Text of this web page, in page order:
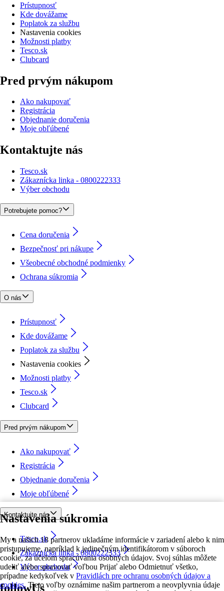
Nastavenia súkromia
My a našich 18 partnerov ukladáme informácie v zariadení alebo k nim
pristupujeme, napríklad k jedinečným identifikátorom v súboroch
cookie, za účelom spracúvania osobných údajov. Svoj súhlas môžete
udeliť alebo spravovať voľbou Prijať alebo Odmietnuť všetko,
prípadne kedykoľvek v Pravidlách pre ochranu osobných údajov a
cookies. Tieto voľby oznámime našim partnerom a neovplyvnia údaje
Prístupnosť
Kde dovážame
Poplatok za službu
Nastavenia cookies
Možnosti platby
Tesco.sk
Clubcard
Pred prvým nákupom
Ako nakupovať
Registrácia
Objednanie doručenia
Moje obľúbené
Kontaktujte nás
Tesco.sk
Zákaznícka linka - 0800222333
Výber obchodu
Potrebujete pomoc?
Cena doručenia
Bezpečnosť pri nákupe
Všeobecné obchodné podmienky
Ochrana súkromia
O nás
Prístupnosť
Kde dovážame
Poplatok za službu
Nastavenia cookies
Možnosti platby
Tesco.sk
Clubcard
Pred prvým nákupom
Ako nakupovať
Registrácia
Objednanie doručenia
Moje obľúbené
Kontaktujte nás
Tesco.sk
Zákaznícka linka - 0800222333
Výber obchodu
followUs